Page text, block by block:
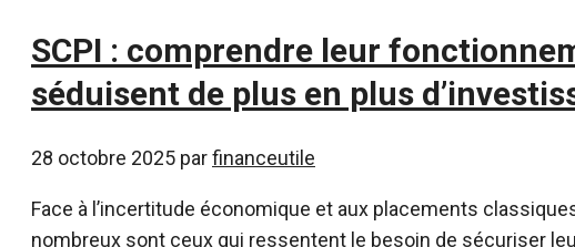
SCPI : comprendre leur
séduisent de plus en plus
28 octobre 2025 parfinanceutile
Face à l’incertitude économique et aux placements
nombreux sont ceux qui ressentent le besoin de sécuriser